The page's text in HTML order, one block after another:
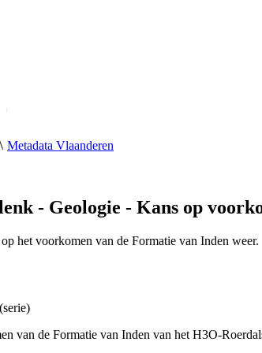
Metadata Vlaanderen
- Geologie - Kans op
het voorkomen van de Formatie van Inden weer.
van de Formatie van Inden van het H3O-